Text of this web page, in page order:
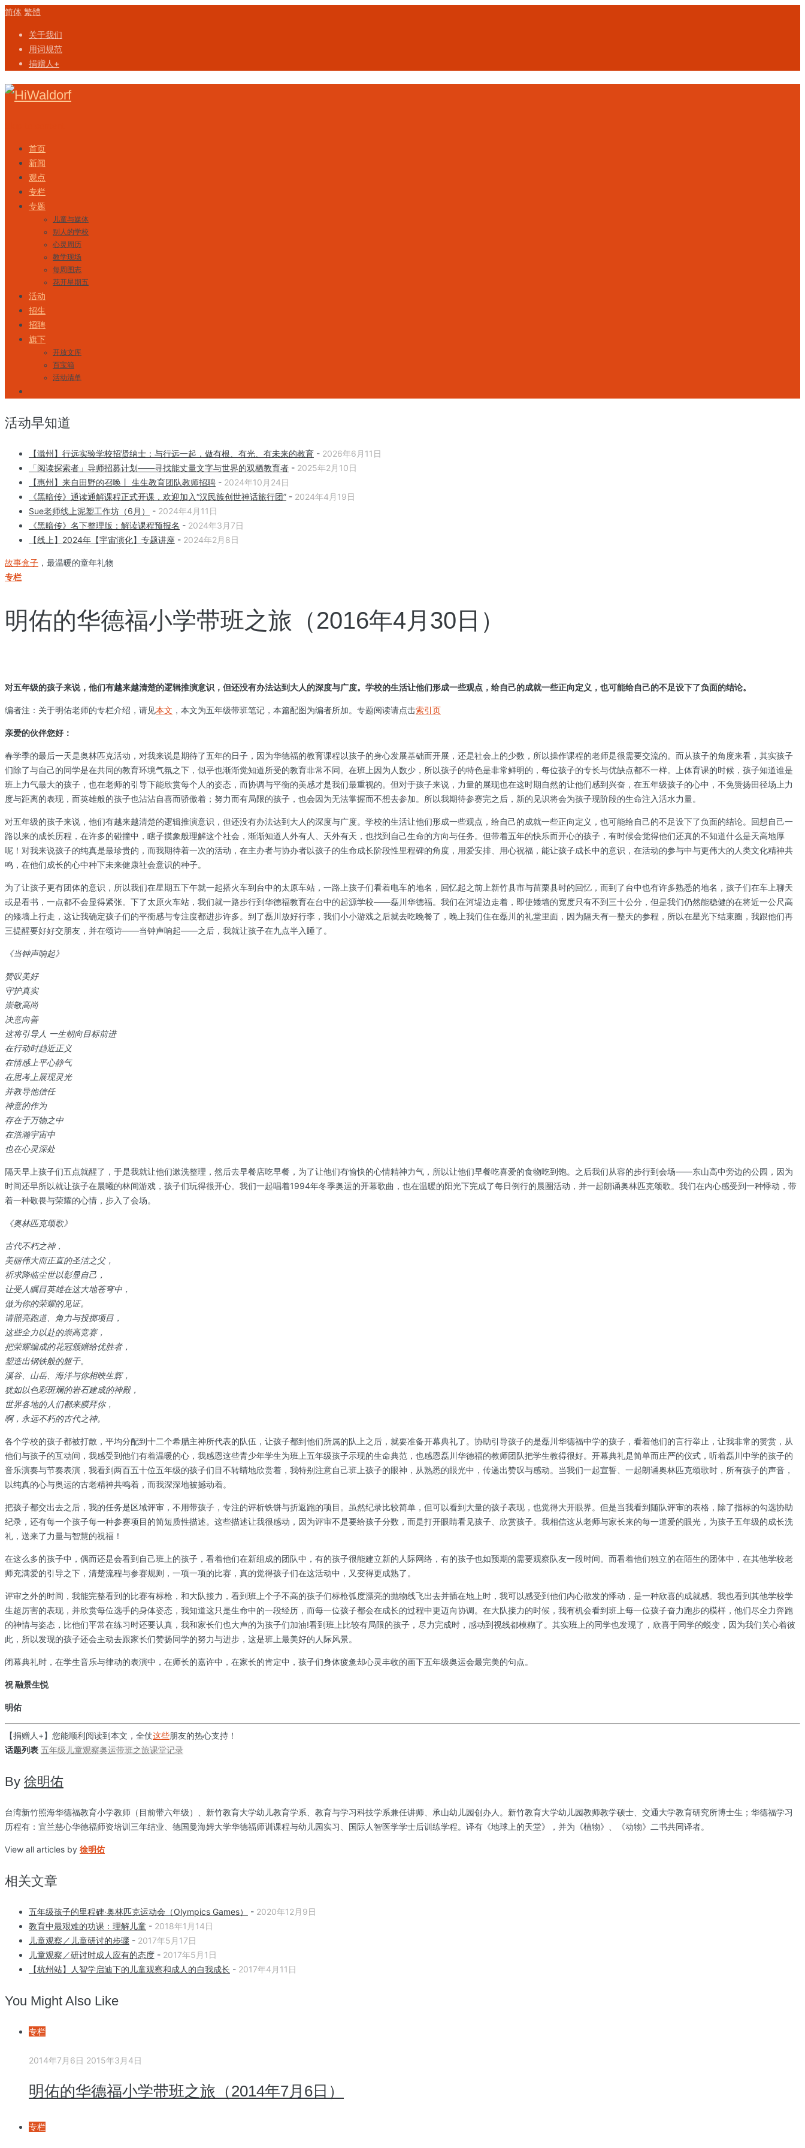
简体 繁體
关于我们
用词规范
捐赠人+
首页
新闻
观点
专栏
专题
儿童与媒体
别人的学校
心灵周历
教学现场
每周图志
花开星期五
活动
招生
招聘
旗下
开放文库
百宝箱
活动清单
活动早知道
【滁州】行远实验学校招贤纳士：与行远一起，做有根、有光、有未来的教育 - 2026年6月11日
「阅读探索者」导师招募计划——寻找能丈量文字与世界的双栖教育者 - 2025年2月10日
【惠州】来自田野的召唤丨 生生教育团队教师招聘 - 2024年10月24日
《黑暗传》通读通解课程正式开课，欢迎加入“汉民族创世神话旅行团” - 2024年4月19日
Sue老师线上泥塑工作坊（6月）
- 2024年4月11日
《黑暗传》名下整理版：解读课程预报名 - 2024年3月7日
【线上】2024年【宇宙演化】专题讲座 - 2024年2月8日
故事盒子 ，最温暖的童年礼物
专栏
明佑的华德福小学带班之旅（2016年4月30日）
对五年级的孩子来说，他们有越来越清楚的逻辑推演意识，但还没有办法达到大人的深度与广度。学校的生活让他们形成一些观点，给自己的成就一些正向定义，也可能给自己的不足设下了负面的结论。
编者注：关于明佑老师的专栏介绍，请见本文 ，本文为五年级带班笔记，本篇配图为编者所加。专题阅读请点击索引页
亲爱的伙伴您好：
春学季的最后一天是奥林匹克活动，对我来说是期待了五年的日子，因为华德福的教育课程以孩子的身心发展基础而开展，还是社会上的少数，所以操作课程的老师是很需要交流的。而从孩子的角度来看，其实孩子
们除了与自己的同学是在共同的教育环境气氛之下，似乎也渐渐觉知道所受的教育非常不同。在班上因为人数少，所以孩子的特色是非常鲜明的，每位孩子的专长与优缺点都不一样。上体育课的时候，孩子知道谁是
班上力气最大的孩子，也在老师的引导下能欣赏每个人的姿态，而协调与平衡的美感才是我们最重视的。但对于孩子来说，力量的展现也在这时期自然的让他们感到兴奋，在五年级孩子的心中，不免赞扬田径场上力
度与距离的表现，而英雄般的孩子也沾沾自喜而骄傲着；努力而有局限的孩子，也会因为无法掌握而不想去参加。所以我期待参赛完之后，新的见识将会为孩子现阶段的生命注入活水力量。
对五年级的孩子来说，他们有越来越清楚的逻辑推演意识，但还没有办法达到大人的深度与广度。学校的生活让他们形成一些观点，给自己的成就一些正向定义，也可能给自己的不足设下了负面的结论。回想自己一
路以来的成长历程，在许多的碰撞中，瞎子摸象般理解这个社会，渐渐知道人外有人、天外有天，也找到自己生命的方向与任务。但带着五年的快乐而开心的孩子，有时候会觉得他们还真的不知道什么是天高地厚
呢！对我来说孩子的纯真是最珍贵的，而我期待着一次的活动，在主办者与协办者以孩子的生命成长阶段性里程碑的角度，用爱安排、用心祝福，能让孩子成长中的意识，在活动的参与中与更伟大的人类文化精神共
鸣，在他们成长的心中种下未来健康社会意识的种子。
为了让孩子更有团体的意识，所以我们在星期五下午就一起搭火车到台中的太原车站，一路上孩子们看着电车的地名，回忆起之前上新竹县市与苗栗县时的回忆，而到了台中也有许多熟悉的地名，孩子们在车上聊天
或是看书，一点都不会显得紧张。下了太原火车站，我们就一路步行到华德福教育在台中的起源学校——磊川华德福。我们在河堤边走着，即使矮墙的宽度只有不到三十公分，但是我们仍然能稳健的在将近一公尺高
的矮墙上行走，这让我确定孩子们的平衡感与专注度都进步许多。到了磊川放好行李，我们小小游戏之后就去吃晚餐了，晚上我们住在磊川的礼堂里面，因为隔天有一整天的参程，所以在星光下结束圈，我跟他们再
三提醒要好好交朋友，并在颂诗——当钟声响起——之后，我就让孩子在九点半入睡了。
《当钟声响起》
赞叹美好
守护真实
崇敬高尚
决意向善
这将引导人 一生朝向目标前进
在行动时趋近正义
在情感上平心静气
在思考上展现灵光
并教导他信任
神意的作为
存在于万物之中
在浩瀚宇宙中
也在心灵深处
隔天早上孩子们五点就醒了，于是我就让他们漱洗整理，然后去早餐店吃早餐，为了让他们有愉快的心情精神力气，所以让他们早餐吃喜爱的食物吃到饱。之后我们从容的步行到会场——东山高中旁边的公园，因为
时间还早所以就让孩子在晨曦的林间游戏，孩子们玩得很开心。我们一起唱着1994年冬季奥运的开幕歌曲，也在温暖的阳光下完成了每日例行的晨圈活动，并一起朗诵奥林匹克颂歌。我们在内心感受到一种悸动，带
着一种敬畏与荣耀的心情，步入了会场。
《奥林匹克颂歌》
古代不朽之神，
美丽伟大而正直的圣洁之父，
祈求降临尘世以彰显自己，
让受人瞩目英雄在这大地苍穹中，
做为你的荣耀的见证。
请照亮跑道、角力与投掷项目，
这些全力以赴的崇高竞赛，
把荣耀编成的花冠颁赠给优胜者，
塑造出钢铁般的躯干。
溪谷、山岳、海洋与你相映生辉，
犹如以色彩斑斓的岩石建成的神殿，
世界各地的人们都来膜拜你，
啊，永远不朽的古代之神。
各个学校的孩子都被打散，平均分配到十二个希腊主神所代表的队伍，让孩子都到他们所属的队上之后，就要准备开幕典礼了。协助引导孩子的是磊川华德福中学的孩子，看着他们的言行举止，让我非常的赞赏，从
他们与孩子的互动间，我感受到他们有着温暖的心，我感恩这些青少年学生为班上五年级孩子示现的生命典范，也感恩磊川华德福的教师团队把学生教得很好。开幕典礼是简单而庄严的仪式，听着磊川中学的孩子的
音乐演奏与节奏表演，我看到两百五十位五年级的孩子们目不转睛地欣赏着，我特别注意自己班上孩子的眼神，从熟悉的眼光中，传递出赞叹与感动。当我们一起宣誓、一起朗诵奥林匹克颂歌时，所有孩子的声音，
以纯真的心与奥运的古老精神共鸣着，而我深深地被撼动着。
把孩子都交出去之后，我的任务是区域评审，不用带孩子，专注的评析铁饼与折返跑的项目。虽然纪录比较简单，但可以看到大量的孩子表现，也觉得大开眼界。但是当我看到随队评审的表格，除了指标的勾选协助
纪录，还有每一个孩子每一种参赛项目的简短质性描述。这些描述让我很感动，因为评审不是要给孩子分数，而是打开眼睛看见孩子、欣赏孩子。我相信这从老师与家长来的每一道爱的眼光，为孩子五年级的成长洗
礼，送来了力量与智慧的祝福！
在这么多的孩子中，偶而还是会看到自己班上的孩子，看着他们在新组成的团队中，有的孩子很能建立新的人际网络，有的孩子也如预期的需要观察队友一段时间。而看着他们独立的在陌生的团体中，在其他学校老
师充满爱的引导之下，清楚流程与参赛规则，一项一项的比赛，真的觉得孩子们在这活动中，又变得更成熟了。
评审之外的时间，我能完整看到的比赛有标枪，和大队接力，看到班上个子不高的孩子们标枪弧度漂亮的抛物线飞出去并插在地上时，我可以感受到他们内心散发的悸动，是一种欣喜的成就感。我也看到其他学校学
生超厉害的表现，并欣赏每位选手的身体姿态，我知道这只是生命中的一段经历，而每一位孩子都会在成长的过程中更迈向协调。在大队接力的时候，我有机会看到班上每一位孩子奋力跑步的模样，他们尽全力奔跑
的神情与姿态，比他们平常在练习时还要认真，我和家长们也大声的为孩子们加油!看到班上比较有局限的孩子，尽力完成时，感动到视线都模糊了。其实班上的同学也发现了，欣喜于同学的蜕变，因为我们关心着彼
此，所以发现的孩子还会主动去跟家长们赞扬同学的努力与进步，这是班上最美好的人际风景。
闭幕典礼时，在学生音乐与律动的表演中，在师长的嘉许中，在家长的肯定中，孩子们身体疲惫却心灵丰收的画下五年级奥运会最完美的句点。
祝 融景生悦
明佑
【捐赠人+】您能顺利阅读到本文，全仗这些朋友的热心支持！
话题列表 五年级 儿童观察奥运带班之旅课堂记录
By 徐明佑
台湾新竹照海华德福教育小学教师（目前带六年级）、新竹教育大学幼儿教育学系、教育与学习科技学系兼任讲师、承山幼儿园创办人。新竹教育大学幼儿园教师教学硕士、交通大学教育研究所博士生；华德福学习
历程有：宜兰慈心华德福师资培训三年结业、德国曼海姆大学华德福师训课程与幼儿园实习、国际人智医学学士后训练学程。译有《地球上的天堂》，并为《植物》、《动物》二书共同译者。
View all articles by 徐明佑
相关文章
五年级孩子的里程碑·奥林匹克运动会（Olympics Games） - 2020年12月9日
教育中最艰难的功课：理解儿童 - 2018年1月14日
儿童观察／儿童研讨的步骤 - 2017年5月17日
儿童观察／研讨时成人应有的态度 - 2017年5月1日
【杭州站】人智学启迪下的儿童观察和成人的自我成长 - 2017年4月11日
You Might Also Like
专栏
2014年7月6日 2015年3月4日
明佑的华德福小学带班之旅（2014年7月6日）
专栏